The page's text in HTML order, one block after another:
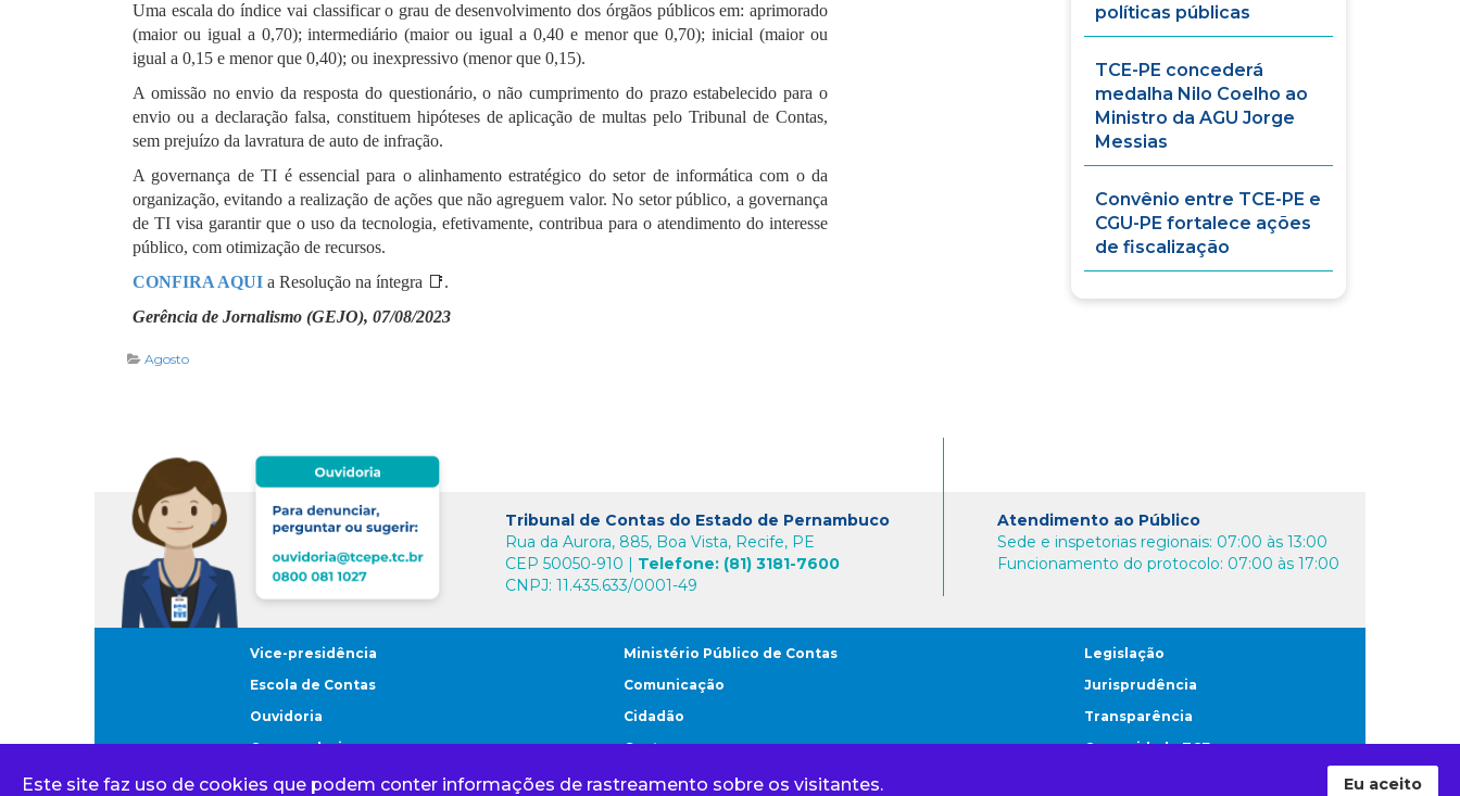
Uma escala do índice vai classificar o grau de desenvolvimento dos órgãos públicos em: aprimorado
(maior ou igual a 0,70); intermediário (maior ou igual a 0,40 e menor que 0,70); inicial (maior ou
igual a 0,15 e menor que 0,40); ou inexpressivo (menor que 0,15).
A omissão no envio da resposta do questionário, o não cumprimento do prazo estabelecido para o
envio ou a declaração falsa, constituem hipóteses de aplicação de multas pelo Tribunal de Contas,
sem prejuízo da lavratura de auto de infração.
A governança de TI é essencial para o alinhamento estratégico do setor de informática com o da
organização, evitando a realização de ações que não agreguem valor. No setor público, a governança
de TI visa garantir que o uso da tecnologia, efetivamente, contribua para o atendimento do interesse
público, com otimização de recursos.
CONFIRA AQUI a Resolução na íntegra 📑.
Gerência de Jornalismo (GEJO), 07/08/2023
Agosto
políticas públicas
TCE-PE concederá
medalha Nilo Coelho ao
Ministro da AGU Jorge
Messias
Convênio entre TCE-PE e
CGU-PE fortalece ações
de fiscalização
Tribunal de Contas do Estado de Pernambuco
Rua da Aurora, 885, Boa Vista, Recife, PE
CEP 50050-910 | Telefone: (81) 3181-7600
CNPJ: 11.435.633/0001-49
Atendimento ao Público
Sede e inspetorias regionais: 07:00 às 13:00
Funcionamento do protocolo: 07:00 às 17:00
Vice-presidência
Escola de Contas
Ouvidoria
Corregedoria
Ministério Público de Contas
Comunicação
Cidadão
Gestores
Legislação
Jurisprudência
Transparência
Comunidade TCE
Tribunal de Contas do Estado de Pernambuco 1968 - 2024
Este site faz uso de cookies que podem conter informações de rastreamento sobre os visitantes. Eu aceito